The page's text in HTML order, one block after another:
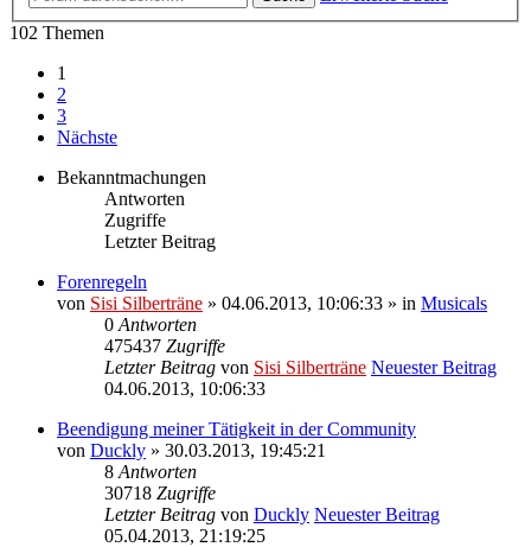
102 Themen
1
2
3
Nächste
Bekanntmachungen
Antworten
Zugriffe
Letzter Beitrag
Forenregeln
von Sisi Silberträne » 04.06.2013, 10:06:33 » in Musicals
0 Antworten
475437 Zugriffe
Letzter Beitrag von Sisi Silberträne Neuester Beitrag
04.06.2013, 10:06:33
Beendigung meiner Tätigkeit in der Community
von Duckly » 30.03.2013, 19:45:21
8 Antworten
30718 Zugriffe
Letzter Beitrag von Duckly Neuester Beitrag
05.04.2013, 21:19:25